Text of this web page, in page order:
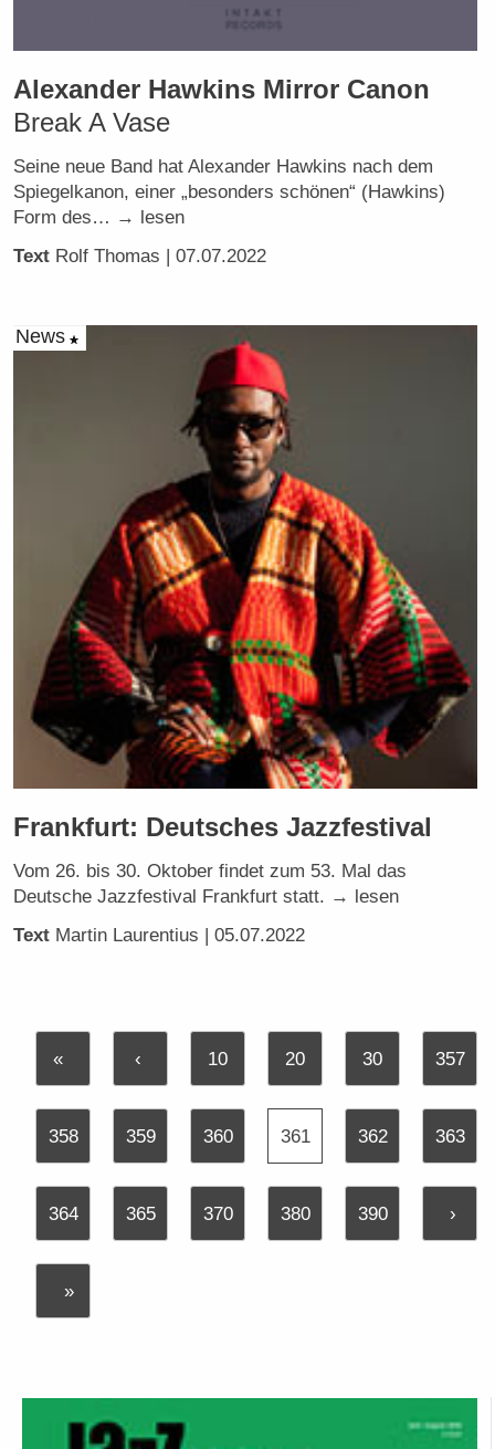
Alexander Hawkins Mirror Canon
Break A Vase
Seine neue Band hat Alexander Hawkins nach dem
Spiegelkanon, einer „besonders schönen“ (Hawkins)
Form des… → lesen
Text Rolf Thomas | 07.07.2022
News
Frankfurt: Deutsches Jazzfestival
Vom 26. bis 30. Oktober findet zum 53. Mal das
Deutsche Jazzfestival Frankfurt statt. → lesen
Text Martin Laurentius | 05.07.2022
« ‹ 10 20 30 357
358 359 360 361 362 363
364 365 370 380 390 ›
»